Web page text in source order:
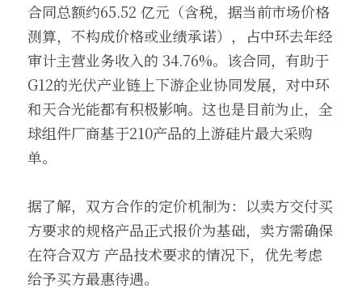
合同总额约65.52 亿元（含税，据当前市场价格
测算，不构成价格或业绩承诺），占中环去年经
审计主营业务收入的 34.76%。该合同，有助于
G12的光伏产业链上下游企业协同发展，对中环
和天合光能都有积极影响。这也是目前为止，全
球组件厂商基于210产品的上游硅片最大采购
单。
据了解，双方合作的定价机制为：以卖方交付买
方要求的规格产品正式报价为基础，卖方需确保
在符合双方 产品技术要求的情况下，优先考虑
给予买方最惠待遇。